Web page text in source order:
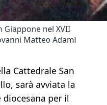
nel XVII
Matteo Adami
Cattedrale San
sarà avviata la
diocesana per il